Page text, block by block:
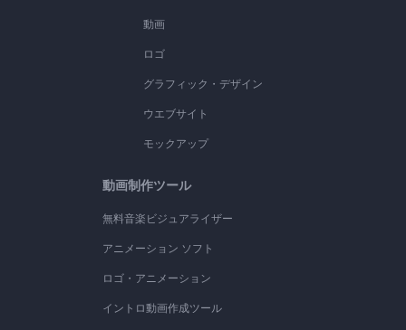
動画
ロゴ
グラフィック・デザイン
ウエブサイト
モックアップ
動画制作ツール
無料音楽ビジュアライザー
アニメーション ソフト
ロゴ・アニメーション
イントロ動画作成ツール